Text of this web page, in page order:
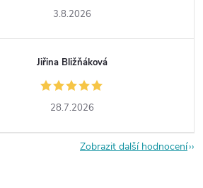
3.8.2026
Jiřina Bližňáková
28.7.2026
Zobrazit další hodnocení